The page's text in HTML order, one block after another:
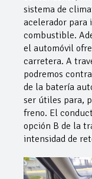
sistema de
acelerador para
combustible.
el automóvil
carretera. A
podremos
de la batería
ser útiles para,
freno. El
opción B de la
intensidad de